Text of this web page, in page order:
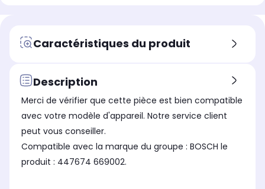
Caractéristiques du produit
Description
Merci de vérifier que cette pièce est bien compatible
avec votre modèle d'appareil. Notre service client
peut vous conseiller.
Compatible avec la marque du groupe : BOSCH le
produit : 447674 669002.